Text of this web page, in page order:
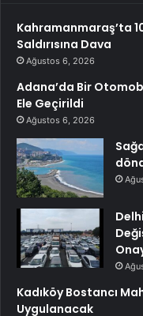
Kahramanmaraş’ta
Saldırısına Dava
Ağustos 6, 2026
Adana’da Bir
Ele Geçirildi
Ağustos 6, 2026
Kadıköy Bostancı
Uygulanacak